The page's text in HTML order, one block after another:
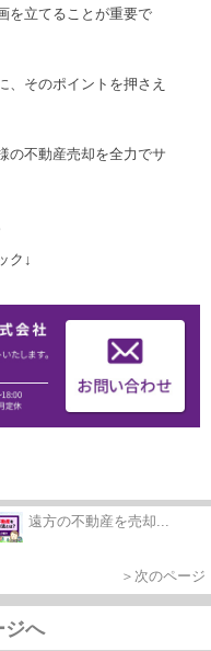
を立てることが重要で
、そのポイントを押さえ
の不動産売却を全力でサ
ク↓
遠方の不動産を売却...
＞次のページ
ジへ